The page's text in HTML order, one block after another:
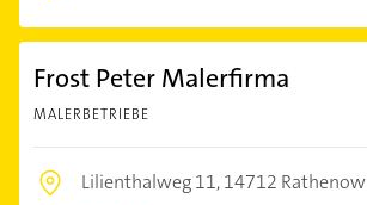
Frost Peter Malerfirma
MALERBETRIEBE
Lilienthalweg 11,14712 Rathenow